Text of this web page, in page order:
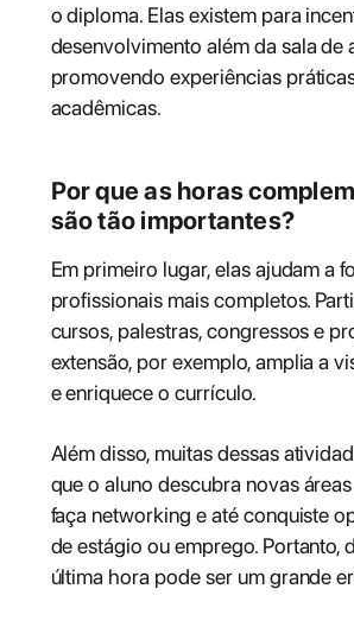
o diploma. Elas existem para
desenvolvimento além da sala de
promovendo experiências
acadêmicas.
Por que as horas
são tão importantes?
Em primeiro lugar, elas ajudam a
profissionais mais completos.
cursos, palestras, congressos e
extensão, por exemplo, amplia a
e enriquece o currículo.
Além disso, muitas dessas
que o aluno descubra novas
faça networking e até conquiste
de estágio ou emprego. Portanto,
última hora pode ser um grande